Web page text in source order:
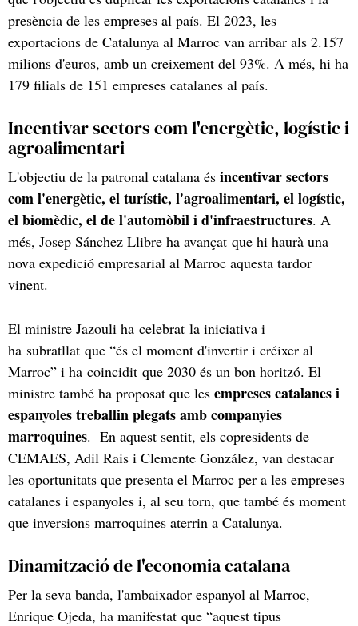
presència de les empreses al país. El 2023, les
exportacions de Catalunya al Marroc van arribar als 2.157
milions d'euros, amb un creixement del 93%. A més, hi ha
179 filials de 151 empreses catalanes al país.
Incentivar sectors com l'energètic, logístic i
agroalimentari
L'objectiu de la patronal catalana és incentivar sectors
com l'energètic, el turístic, l'agroalimentari, el logístic,
el biomèdic, el de l'automòbil i d'infraestructures. A
més, Josep Sánchez Llibre ha avançat que hi haurà una
nova expedició empresarial al Marroc aquesta tardor
vinent.
El ministre Jazouli ha celebrat la iniciativa i
ha subratllat que “és el moment d'invertir i créixer al
Marroc” i ha coincidit que 2030 és un bon horitzó. El
ministre també ha proposat que les empreses catalanes i
espanyoles treballin plegats amb companyies
marroquines. En aquest sentit, els copresidents de
CEMAES, Adil Rais i Clemente González, van destacar
les oportunitats que presenta el Marroc per a les empreses
catalanes i espanyoles i, al seu torn, que també és moment
que inversions marroquines aterrin a Catalunya.
Dinamització de l'economia catalana
Per la seva banda, l'ambaixador espanyol al Marroc,
Enrique Ojeda, ha manifestat que “aquest tipus